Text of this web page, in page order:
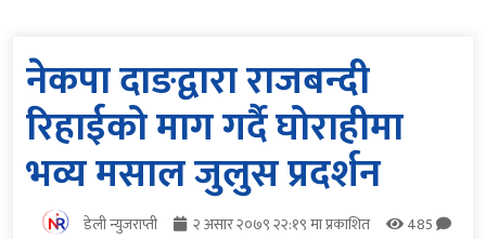
नेकपा दाङद्वारा राजबन्दी
रिहाईको माग गर्दै घोराहीमा
भव्य मसाल जुलुस प्रदर्शन
डेली न्युजराप्ती २ असार २०७९ २२:१९ मा प्रकाशित
485